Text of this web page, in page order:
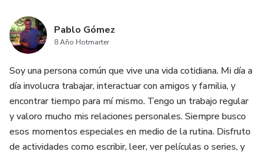
Pablo Gómez
8 Año Hotmarter
Soy una persona común que vive una vida cotidiana. Mi día a
día involucra trabajar, interactuar con amigos y familia, y
encontrar tiempo para mí mismo. Tengo un trabajo regular
y valoro mucho mis relaciones personales. Siempre busco
esos momentos especiales en medio de la rutina. Disfruto
de actividades como escribir, leer, ver películas o series, y